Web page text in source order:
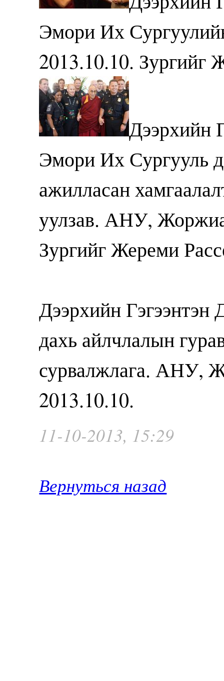
Эмори Их
2013.10.10.
Дээрхийн
Эмори Их Сургууль
ажилласан
уулзав. АНУ,
Зургийг Жереми
Дээрхийн
дахь айлчлалын
сурвалжлага. АНУ,
2013.10.10.
11-10-2013, 15:29
Вернуться назад